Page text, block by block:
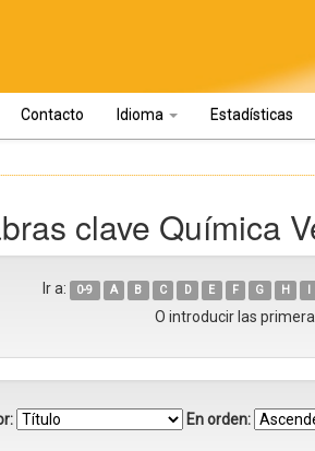
Contacto Idioma Estadísticas
clave Química
Ir a: 0-9 A B C D E F G H I
O introducir las
En orden: